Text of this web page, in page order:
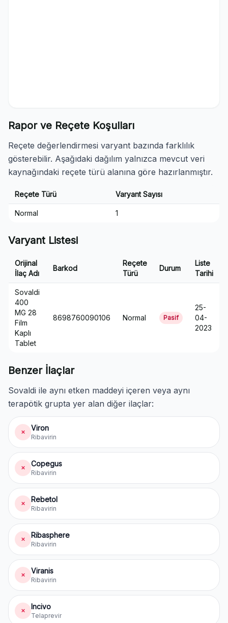
Rapor ve Reçete Koşulları
Reçete değerlendirmesi varyant bazında farklılık
gösterebilir. Aşağıdaki dağılım yalnızca mevcut veri
kaynağındaki reçete türü alanına göre hazırlanmıştır.
Reçete Türü Varyant Sayısı
Normal 1
Varyant Listesi
Orijinal
İlaç Adı
Barkod
Reçete
Türü
Durum
Liste
Tarihi
Sovaldi
400
MG 28
Film
Kaplı
Tablet
8698760090106 Normal Pasif
25-
04-
2023
Benzer İlaçlar
Sovaldi ile aynı etken maddeyi içeren veya aynı
terapötik grupta yer alan diğer ilaçlar:
✗ Viron
Ribavirin
✗ Copegus
Ribavirin
✗ Rebetol
Ribavirin
✗ Ribasphere
Ribavirin
✗ Viranis
Ribavirin
✗ Incivo
Telaprevir